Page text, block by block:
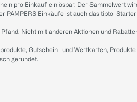
pro Einkauf einlösbar. Der Sammelwert
PAMPERS Einkäufe ist auch das tiptoi
Nicht mit anderen Aktionen und
Gutschein- und Wertkarten,
gerundet.